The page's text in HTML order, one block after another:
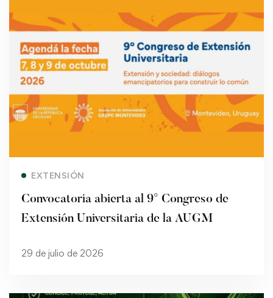
EXTENSIÓN
Convocatoria abierta al 9° Congreso de
Extensión Universitaria de la AUGM
29 de julio de 2026